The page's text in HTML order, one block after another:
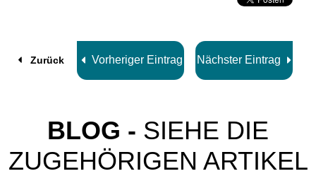
Zurück Vorheriger Eintrag Nächster Eintrag
BLOG - SIEHE DIE
ZUGEHÖRIGEN ARTIKEL